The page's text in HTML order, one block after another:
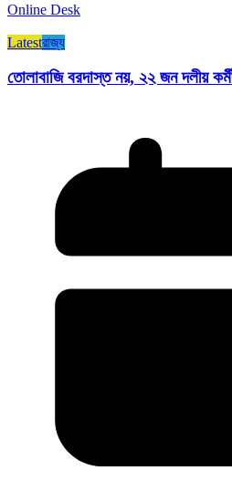
Online Desk
Latestরাজ্য​
তোলাবাজি বরদাস্ত নয়, ২২ জন দলীয়